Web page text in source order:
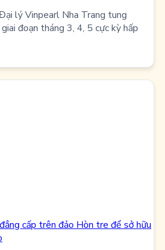
lý Vinpearl Nha Trang tung
đoạn tháng 3, 4, 5 cực kỳ hấp